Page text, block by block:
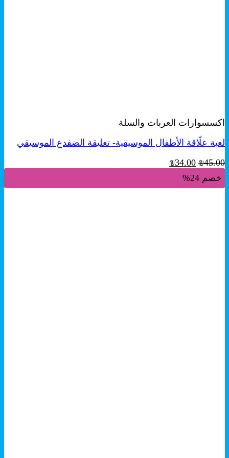
اكسسوارات العربات والسلة
لعبة علّاقة الأطفال الموسيقية- تعليقة الضفدع الموسيقي
₪45.00
السعر
الأصلي
هو:
₪34.00
خصم 24%